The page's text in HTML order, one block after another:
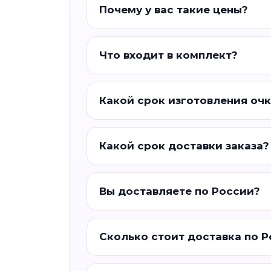
Почему у вас такие цены?
Что входит в комплект?
Какой срок изготовления
Какой срок доставки заказа?
Вы доставляете по России?
Сколько стоит доставка по